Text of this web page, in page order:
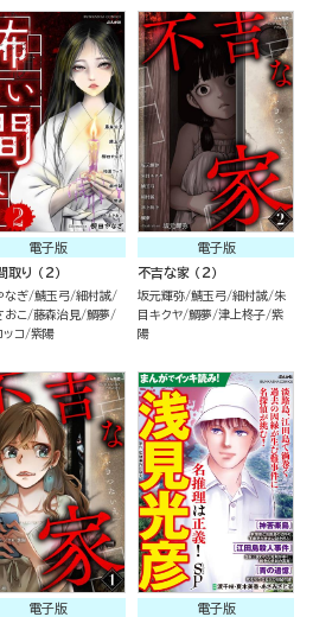
電子版
取り （2）
なぎ 鯖玉弓 細村誠
おこ
藤森治見 鯛夢
ッコ
紫陽
電子版
不吉な家 （2）
坂元輝弥 鯖玉弓 細村誠 朱
目キクヤ 鯛夢 津上柊子 紫
陽
電子版
電子版